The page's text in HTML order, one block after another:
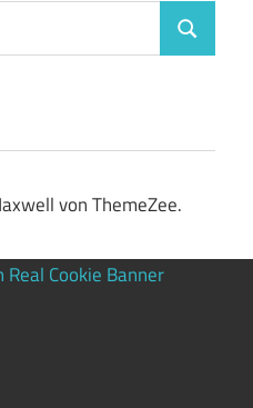
Suchen
von ThemeZee.
Cookie Banner